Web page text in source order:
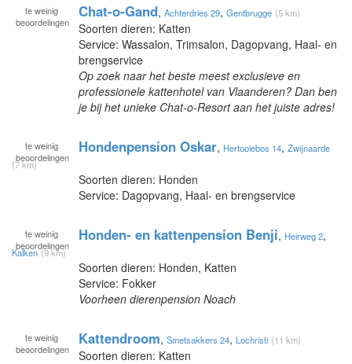
te weinig
beoordelingen
Chat-o-Gand, Achterdries 29, Gentbrugge (5 km)
Soorten dieren: Katten
Service: Wassalon, Trimsalon, Dagopvang, Haal- en
brengservice
Op zoek naar het beste meest exclusieve en
professionele kattenhotel van Vlaanderen? Dan ben
je bij het unieke Chat-o-Resort aan het juiste adres!
te weinig
beoordelingen
Hondenpension Oskar, Hertooiebos 14, Zwijnaarde
(7 km)
Soorten dieren: Honden
Service: Dagopvang, Haal- en brengservice
te weinig
beoordelingen
Honden- en kattenpension Benji, Heirweg 2,
Kalken (9 km)
Soorten dieren: Honden, Katten
Service: Fokker
Voorheen dierenpension Noach
te weinig
beoordelingen
Kattendroom, Smetsakkers 24, Lochristi (11 km)
Soorten dieren: Katten